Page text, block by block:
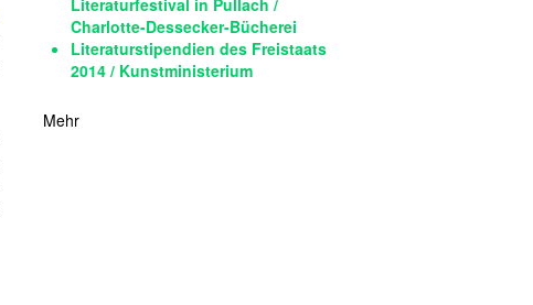
Literaturfestival in Pullach /
Charlotte-Dessecker-Bücherei
Literaturstipendien des Freistaats
2014 / Kunstministerium
Mehr